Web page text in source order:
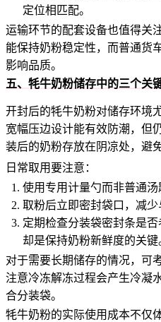
定位相匹配。
运输环节的配套设备也值得关
能保持奶粉稳定性，而普通货
影响品质。
五、牦牛奶粉储存中的三个关
开封后的牦牛奶粉对储存环境
宽幅压边设计能有效防潮，但
装后的奶粉存放在阴凉处，避
日常取用要注意：
使用专用计量勺而非普通
取粉后立即密封袋口，减少
定期检查分装袋密封条是否
却是保持奶粉新鲜度的关键
对于需要长期储存的情况，可
注意冷冻解冻过程会产生冷凝
合分装袋。
牦牛奶粉的实际使用成本不仅